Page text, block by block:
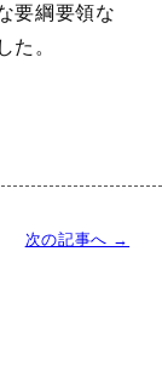
要綱要領な
た。
次の記事へ →